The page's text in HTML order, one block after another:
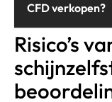
CFD verkopen?
Risico’s